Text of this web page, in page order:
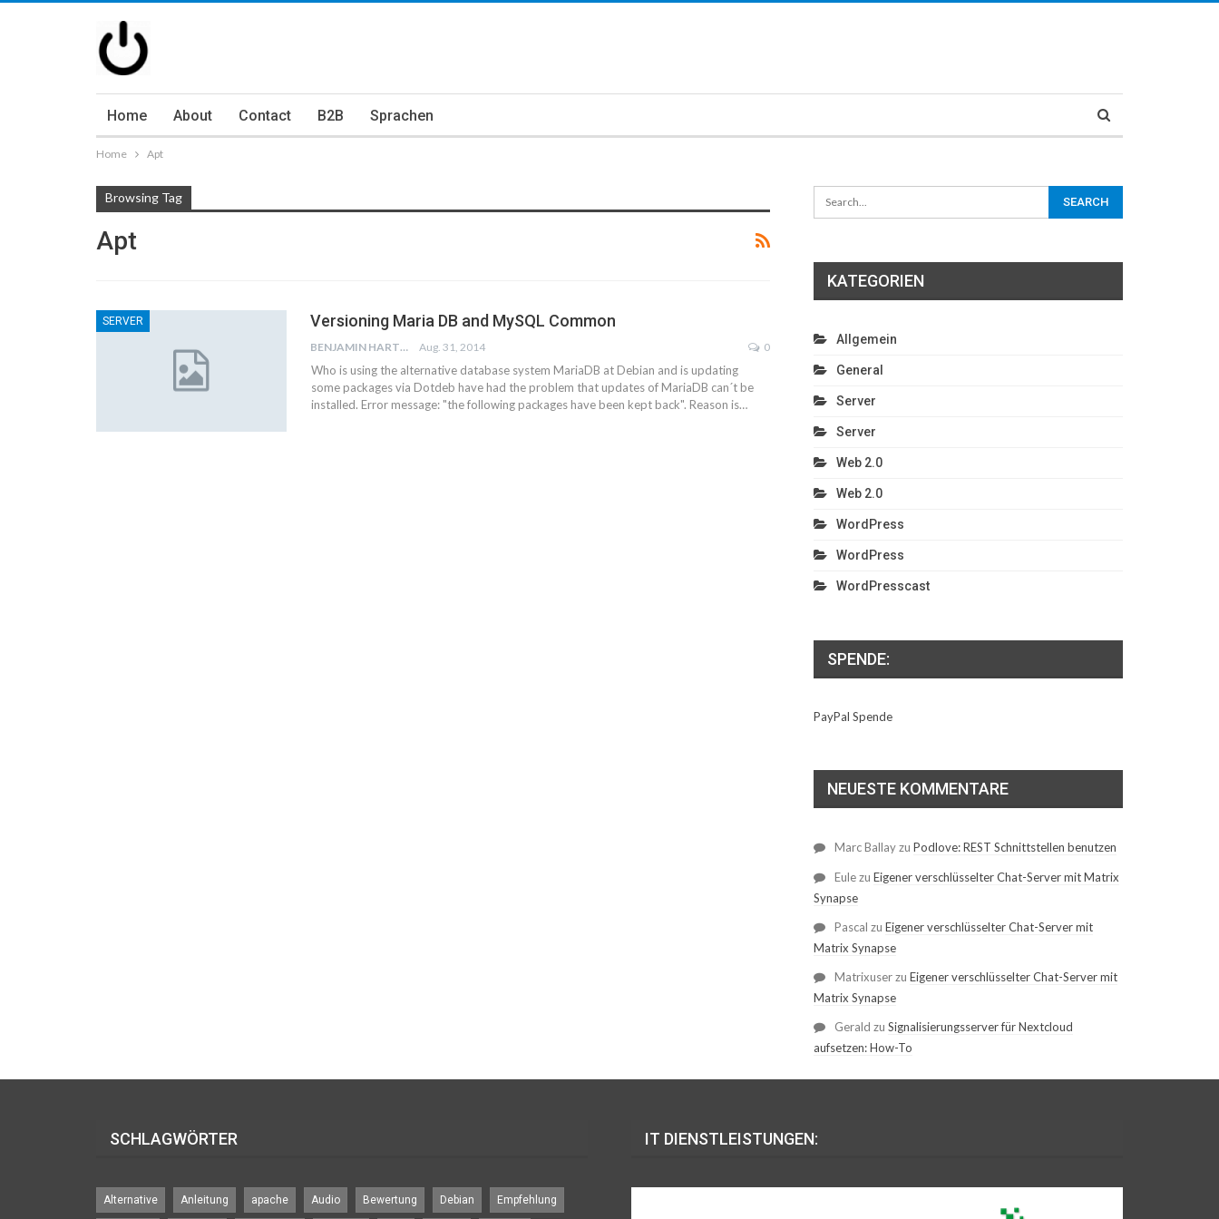
Home About Contact B2B Sprachen
Home Apt
Browsing Tag
Apt
SERVER Versioning Maria DB and MySQL Common
BENJAMIN HARTWICH Aug. 31, 2014 0
Who is using the alternative database system MariaDB at Debian and is updating
some packages via Dotdeb have had the problem that updates of MariaDB can´t be
installed. Error message: "the following packages have been kept back". Reason is…
KATEGORIEN
Allgemein
General
Server
Server
Web 2.0
Web 2.0
WordPress
WordPress
WordPresscast
SPENDE:
PayPal Spende
NEUESTE KOMMENTARE
Marc Ballayzu Podlove: REST Schnittstellen benutzen
Eulezu Eigener verschlüsselter Chat-Server mit Matrix
Synapse
Pascal zu Eigener verschlüsselter Chat-Server mit
Matrix Synapse
Matrixuserzu Eigener verschlüsselter Chat-Server mit
Matrix Synapse
Gerald zu Signalisierungsserver für Nextcloud
aufsetzen: How-To
SCHLAGWÖRTER
Alternative Anleitung apache Audio Bewertung Debian Empfehlung
IT DIENSTLEISTUNGEN: